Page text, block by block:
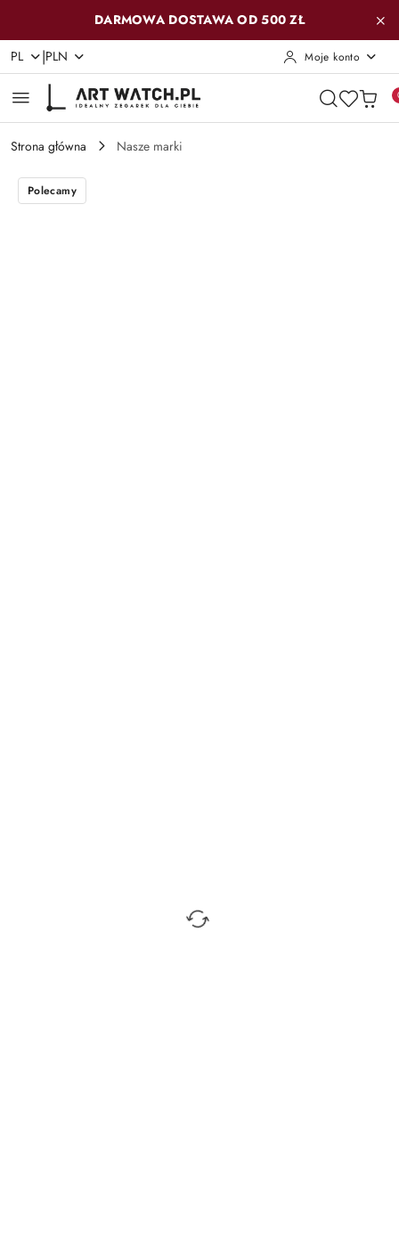
Przejdź do treści głównej
Przejdź do wyszukiwarki
Przejdź do moje konto
Przejdź do menu głównego
Przejdź do opisu produktu
Przejdź do stopkiDARMOWA DOSTAWA OD 500 ZŁ
PL |PLN Moje konto
Strona główna Nasze marki
Polecamy